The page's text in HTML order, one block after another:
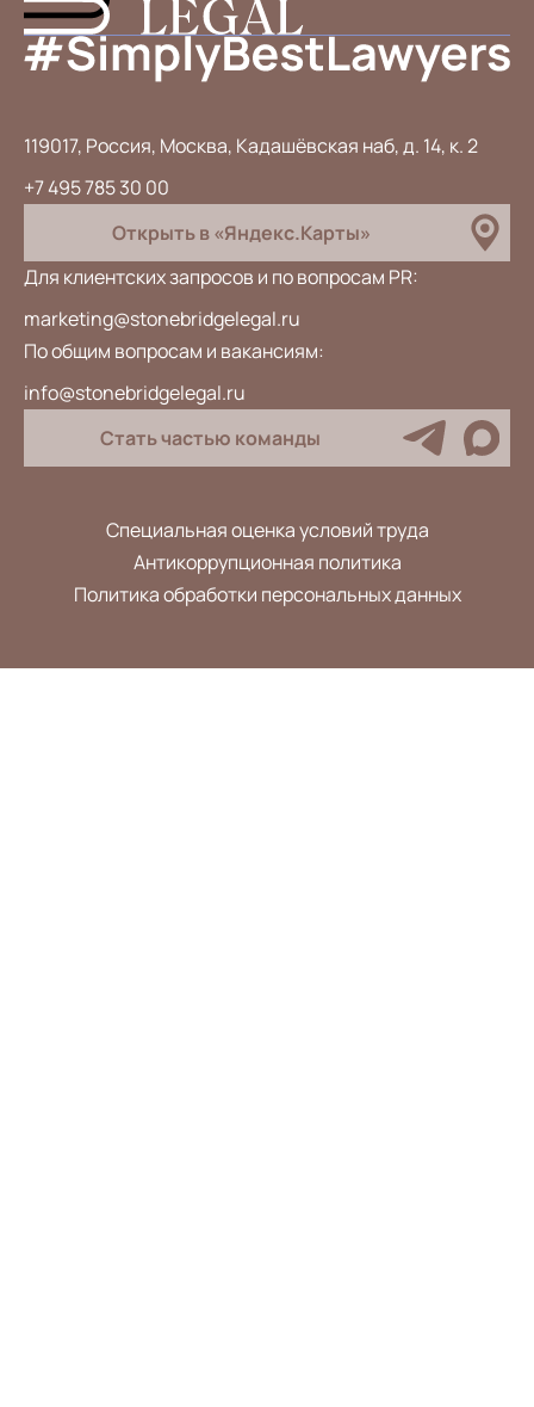
119017, Россия, Москва, Кадашёвская наб, д. 14, к. 2
+7 495 785 30 00
Открыть в «Яндекс.Карты»
Для клиентских запросов и по вопросам PR:
marketing@stonebridgelegal.ru
По общим вопросам и вакансиям:
info@stonebridgelegal.ru
Стать частью команды
Специальная оценка условий труда
Антикоррупционная политика
Политика обработки персональных данных